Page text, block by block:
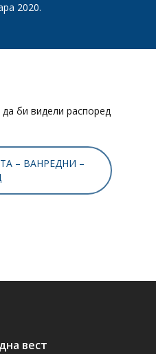
2020.
би видели распоред
– ВАНРЕДНИ –
вест